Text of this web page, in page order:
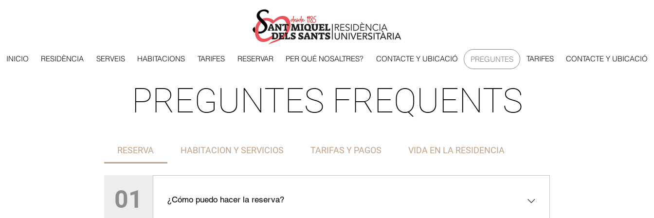
INICIO RESIDÈNCIA SERVEIS HABITACIONS TARIFES RESERVAR PER QUÉ NOSALTRES? CONTACTE Y UBICACIÓ PREGUNTES TARIFES CONTACTE Y UBICACIÓ
PREGUNTES FREQUENTS
RESERVA HABITACION Y SERVICIOS TARIFAS Y PAGOS VIDA EN LA RESIDENCIA
01 ¿Cómo puedo hacer la reserva?